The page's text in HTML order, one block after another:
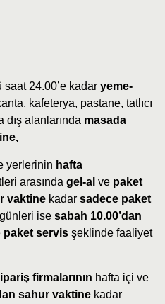
saat 24.00’e kadar yeme-
kafeterya, pastane, tatlıcı
alanlarında masada
yerlerinin hafta
arasında gel-al ve paket
vaktine kadar sadece paket
günleri ise sabah 10.00’dan
paket servis şeklinde faaliyet
firmalarının hafta içi ve
sahur vaktine kadar